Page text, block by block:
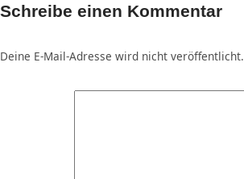
Schreibe einen Kommentar
Deine E-Mail-Adresse wird nicht veröffentlicht.